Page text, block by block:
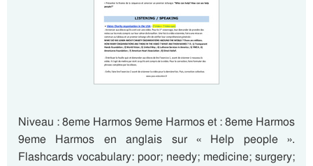
Niveau : 8eme Harmos 9eme Harmos et : 8eme Harmos
9eme Harmos en anglais sur « Help people ».
Flashcards vocabulary: poor; needy; medicine; surgery;